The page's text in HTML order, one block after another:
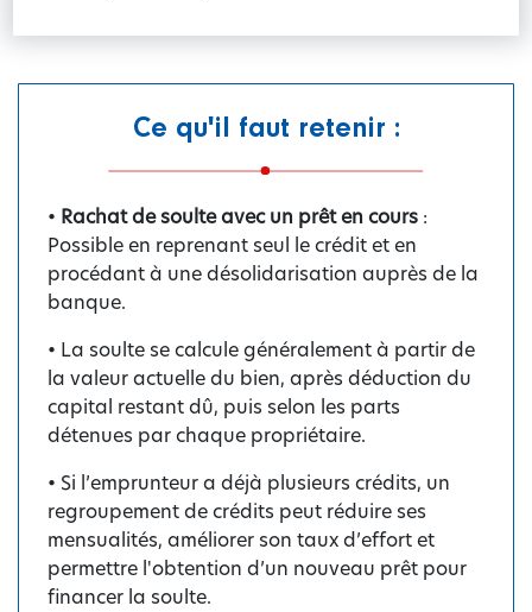
Ce qu'il faut retenir :
• Rachat de soulte avec un prêt en cours :
Possible en reprenant seul le crédit et en
procédant à une désolidarisation auprès de la
banque.
• La soulte se calcule généralement à partir de
la valeur actuelle du bien, après déduction du
capital restant dû, puis selon les parts
détenues par chaque propriétaire.
• Si l’emprunteur a déjà plusieurs crédits, un
regroupement de crédits peut réduire ses
mensualités, améliorer son taux d’effort et
permettre l'obtention d’un nouveau prêt pour
financer la soulte.